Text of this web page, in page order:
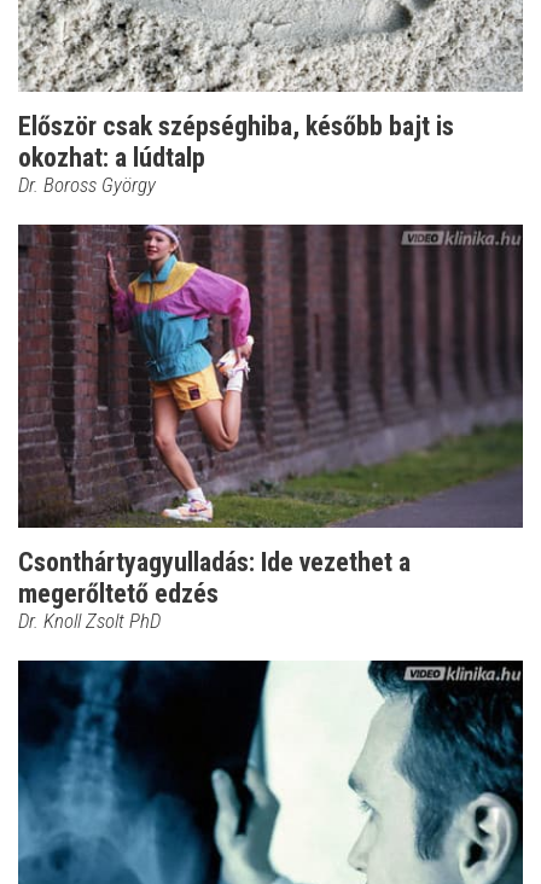
Először csak szépséghiba, később bajt is
okozhat: a lúdtalp
Dr. Boross György
Csonthártyagyulladás: Ide vezethet a
megerőltető edzés
Dr. Knoll Zsolt PhD